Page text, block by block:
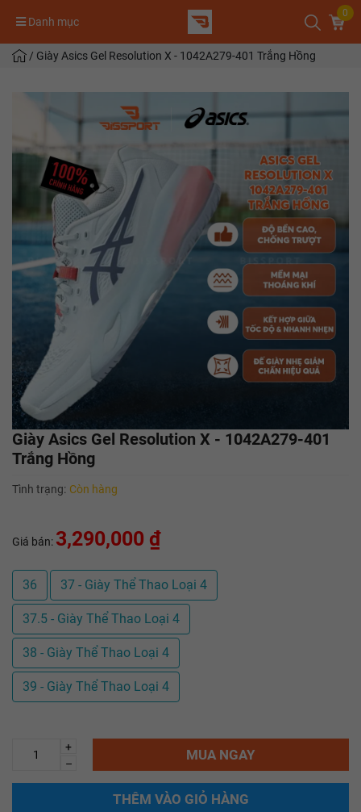
Danh mục
0
/ Giày Asics Gel Resolution X - 1042A279-401 Trắng Hồng
Giày Asics Gel Resolution X - 1042A279-401
Trắng Hồng
Tình trạng: Còn hàng
Giá bán: 3,290,000 ₫
36 37 - Giày Thể Thao Loại 4
37.5 - Giày Thể Thao Loại 4
38 - Giày Thể Thao Loại 4
39 - Giày Thể Thao Loại 4
+
–
MUA NGAY
THÊM VÀO GIỎ HÀNG